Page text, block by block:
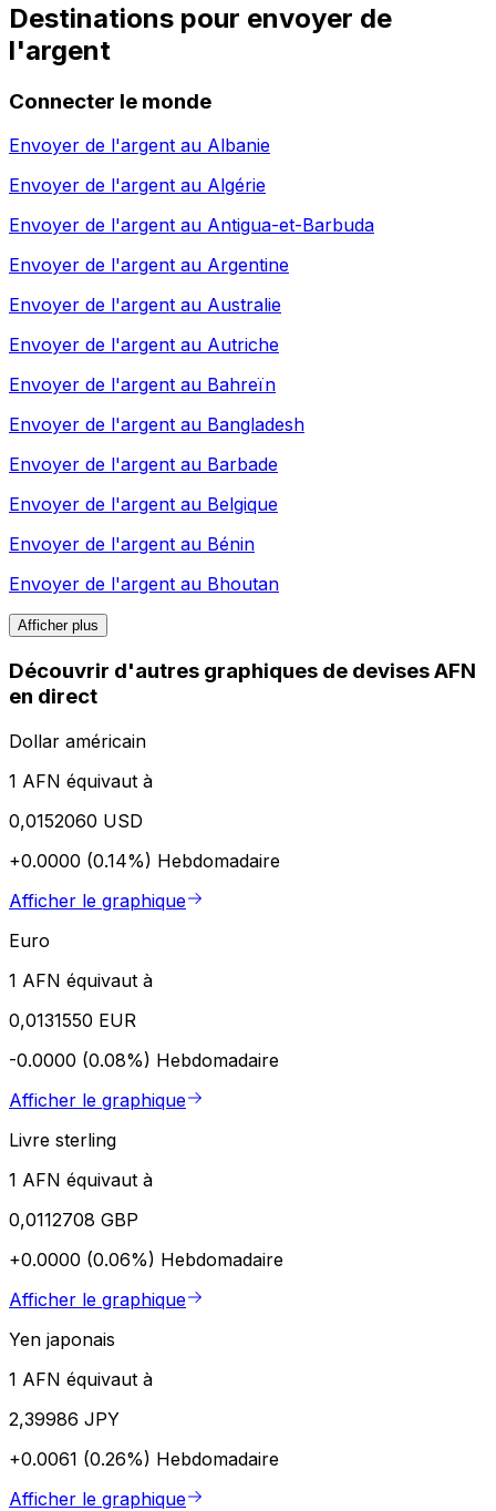
Destinations pour envoyer de
l'argent
Connecter le monde
Envoyer de l'argent au Albanie
Envoyer de l'argent au Algérie
Envoyer de l'argent au Antigua-et-Barbuda
Envoyer de l'argent au Argentine
Envoyer de l'argent au Australie
Envoyer de l'argent au Autriche
Envoyer de l'argent au Bahreïn
Envoyer de l'argent au Bangladesh
Envoyer de l'argent au Barbade
Envoyer de l'argent au Belgique
Envoyer de l'argent au Bénin
Envoyer de l'argent au Bhoutan
Afficher plus
Découvrir d'autres graphiques de devises AFN
en direct
Dollar américain
1 AFN équivaut à
0,0152060 USD
+0.0000 (0.14%) Hebdomadaire
Afficher le graphique
Euro
1 AFN équivaut à
0,0131550 EUR
-0.0000 (0.08%) Hebdomadaire
Afficher le graphique
Livre sterling
1 AFN équivaut à
0,0112708 GBP
+0.0000 (0.06%) Hebdomadaire
Afficher le graphique
Yen japonais
1 AFN équivaut à
2,39986 JPY
+0.0061 (0.26%) Hebdomadaire
Afficher le graphique